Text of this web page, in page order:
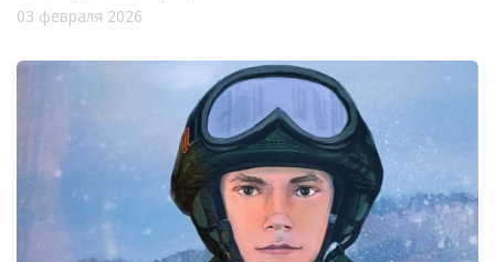
03 февраля 2026